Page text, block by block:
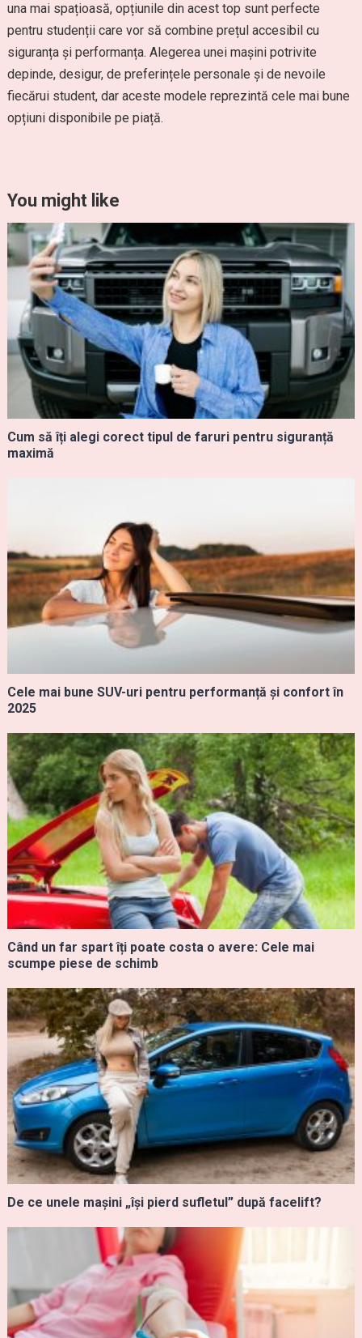
una mai spațioasă, opțiunile din acest top sunt perfecte
pentru studenții care vor să combine prețul accesibil cu
siguranța și performanța. Alegerea unei mașini potrivite
depinde, desigur, de preferințele personale și de nevoile
fiecărui student, dar aceste modele reprezintă cele mai bune
opțiuni disponibile pe piață.
You might like
Cum să îți alegi corect tipul de faruri pentru siguranță
maximă
Cele mai bune SUV-uri pentru performanță și confort în
2025
Când un far spart îți poate costa o avere: Cele mai
scumpe piese de schimb
De ce unele mașini „își pierd sufletul” după facelift?